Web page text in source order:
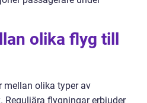
olika flyg till
mellan olika typer av
flygningar erbjuder